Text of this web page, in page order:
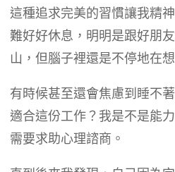
這種追求完美的習慣讓我精
難好好休息，明明是跟好朋
山，但腦子裡還是不停地在
有時候甚至還會焦慮到睡不
適合這份工作？我是不是能
需要求助心理諮商。